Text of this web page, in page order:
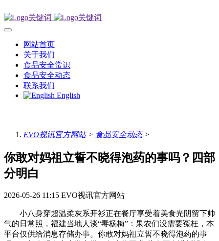
网站首页
关于我们
食品安全常识
食品安全动态
联系我们
English
EVO视讯官方网站> 食品安全动态>
你敢对妈祖立誓不晓得泡药的事吗？四部
分明白
2026-05-26 11:15 EVO视讯官方网站
小八身穿超温柔灰系开衫正在餐厅享受着美食光阴留下帅
气的日常照，福建当地人谈“毒杨梅”：果农们没需要冤枉，本
平台仅供给消息存储办事。你敢对妈祖立誓不晓得泡药的事